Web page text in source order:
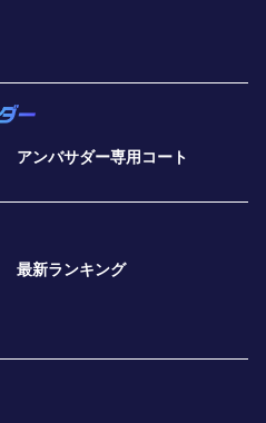
アンバサダー専用コート
最新ランキング